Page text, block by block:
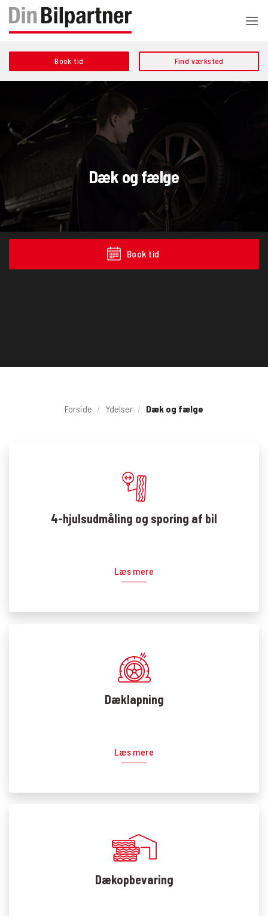
Fortsæt
indhold
Book tid Find værksted
Dæk og fælge
Book tid
Forside / Ydelser / Dæk og fælge
4-hjulsudmåling og sporing af bil
Læs mere
Dæklapning
Læs mere
Dækopbevaring